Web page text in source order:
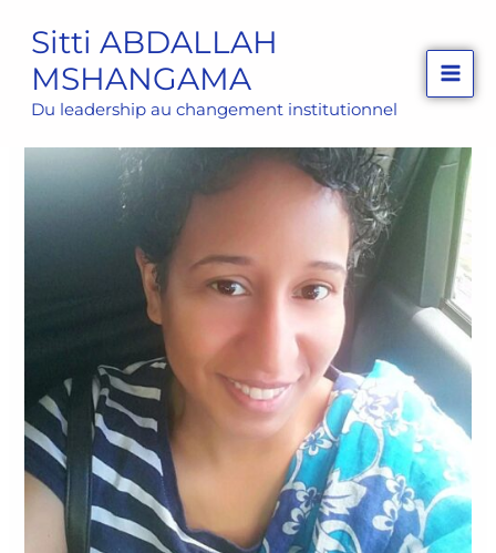
contenu
Sitti ABDALLAH
MSHANGAMA
Du leadership au changement institutionnel